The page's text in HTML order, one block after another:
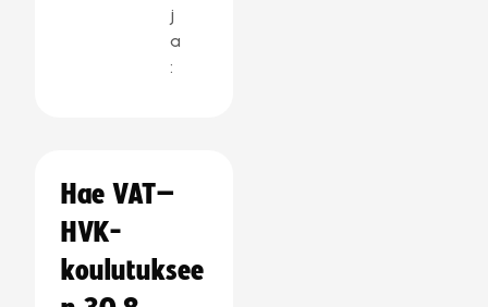
j
a
:
Hae VAT–
HVK-
koulutuksee